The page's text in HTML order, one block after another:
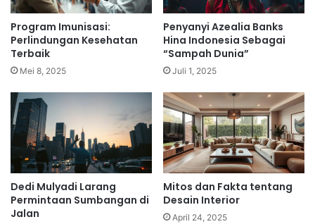
Program Imunisasi:
Perlindungan Kesehatan
Terbaik
Mei 8, 2025
Penyanyi Azealia Banks
Hina Indonesia Sebagai
“Sampah Dunia”
Juli 1, 2025
Dedi Mulyadi Larang
Permintaan Sumbangan di
Jalan
Mitos dan Fakta tentang
Desain Interior
April 24, 2025